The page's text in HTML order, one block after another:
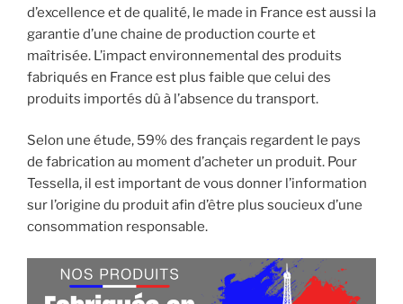
d’excellence et de qualité, le made in France est aussi la
garantie d’une chaine de production courte et
maîtrisée. L’impact environnemental des produits
fabriqués en France est plus faible que celui des
produits importés dû à l’absence du transport.
Selon une étude, 59% des français regardent le pays
de fabrication au moment d’acheter un produit. Pour
Tessella, il est important de vous donner l’information
sur l’origine du produit afin d’être plus soucieux d’une
consommation responsable.